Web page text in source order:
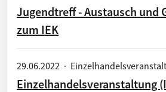
Jugendtreff - Austausch und
zum IEK
29.06.2022 ·
Einzelhandelsveranstaltung